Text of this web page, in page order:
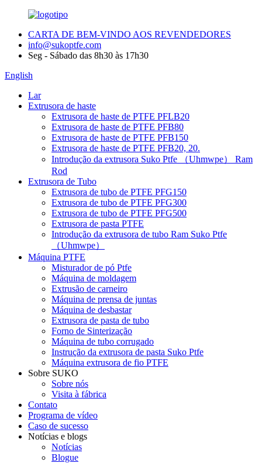
CARTA DE BEM-VINDO AOS REVENDEDORES
info@sukoptfe.com
Seg - Sábado das 8h30 às 17h30
English
Lar
Extrusora de haste
Extrusora de haste de PTFE PFLB20
Extrusora de haste de PTFE PFB80
Extrusora de haste de PTFE PFB150
Extrusora de haste de PTFE PFB20, 20.
Introdução da extrusora Suko Ptfe （Uhmwpe） Ram
Rod
Extrusora de Tubo
Extrusora de tubo de PTFE PFG150
Extrusora de tubo de PTFE PFG300
Extrusora de tubo de PTFE PFG500
Extrusora de pasta PTFE
Introdução da extrusora de tubo Ram Suko Ptfe
（Uhmwpe）
Máquina PTFE
Misturador de pó Ptfe
Máquina de moldagem
Extrusão de carneiro
Máquina de prensa de juntas
Máquina de desbastar
Extrusora de pasta de tubo
Forno de Sinterização
Máquina de tubo corrugado
Instrução da extrusora de pasta Suko Ptfe
Máquina extrusora de fio PTFE
Sobre SUKO
Sobre nós
Visita à fábrica
Contato
Programa de vídeo
Caso de sucesso
Notícias e blogs
Notícias
Blogue